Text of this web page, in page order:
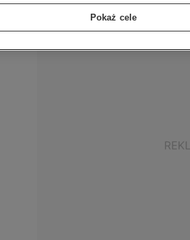
w tym grupie tak zwanego
na Wielkiej Saharze.
Pokaż cele